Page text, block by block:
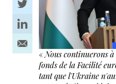
« Nous continuerons à
fonds de la Facilité
tant que l'Ukraine